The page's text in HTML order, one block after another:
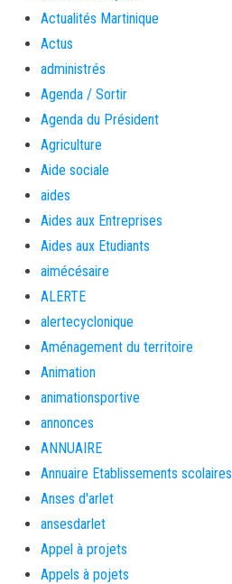
Actualités Martinique
Actus
administrés
Agenda / Sortir
Agenda du Président
Agriculture
Aide sociale
aides
Aides aux Entreprises
Aides aux Etudiants
aimécésaire
ALERTE
alertecyclonique
Aménagement du territoire
Animation
animationsportive
annonces
ANNUAIRE
Annuaire Etablissements scolaires
Anses d'arlet
ansesdarlet
Appel à projets
Appels à pojets